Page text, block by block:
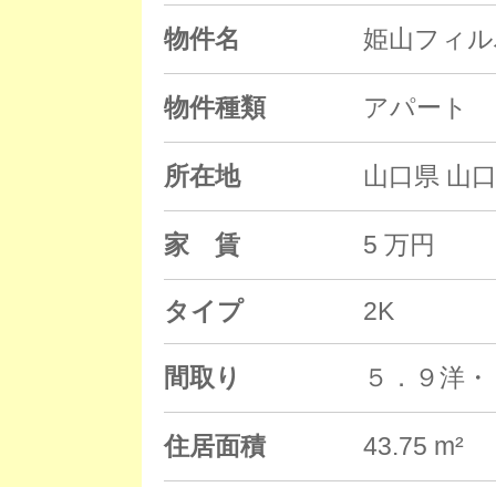
物件名 姫山フィ
物件種類 アパート
所在地 山口県 山
家 賃 5 万円
タイプ 2K
間取り ５．９洋
住居面積 43.75 m²